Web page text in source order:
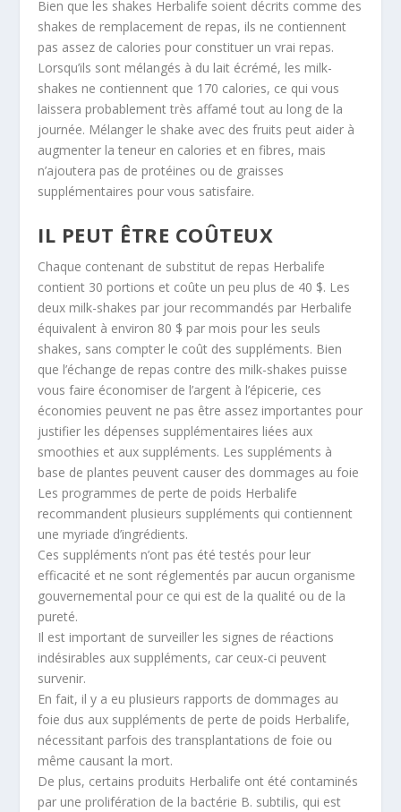
Bien que les shakes Herbalife soient décrits comme des
shakes de remplacement de repas, ils ne contiennent
pas assez de calories pour constituer un vrai repas.
Lorsqu’ils sont mélangés à du lait écrémé, les milk-
shakes ne contiennent que 170 calories, ce qui vous
laissera probablement très affamé tout au long de la
journée. Mélanger le shake avec des fruits peut aider à
augmenter la teneur en calories et en fibres, mais
n’ajoutera pas de protéines ou de graisses
supplémentaires pour vous satisfaire.
IL PEUT ÊTRE COÛTEUX
Chaque contenant de substitut de repas Herbalife
contient 30 portions et coûte un peu plus de 40 $. Les
deux milk-shakes par jour recommandés par Herbalife
équivalent à environ 80 $ par mois pour les seuls
shakes, sans compter le coût des suppléments. Bien
que l’échange de repas contre des milk-shakes puisse
vous faire économiser de l’argent à l’épicerie, ces
économies peuvent ne pas être assez importantes pour
justifier les dépenses supplémentaires liées aux
smoothies et aux suppléments. Les suppléments à
base de plantes peuvent causer des dommages au foie
Les programmes de perte de poids Herbalife
recommandent plusieurs suppléments qui contiennent
une myriade d’ingrédients.
Ces suppléments n’ont pas été testés pour leur
efficacité et ne sont réglementés par aucun organisme
gouvernemental pour ce qui est de la qualité ou de la
pureté.
Il est important de surveiller les signes de réactions
indésirables aux suppléments, car ceux-ci peuvent
survenir.
En fait, il y a eu plusieurs rapports de dommages au
foie dus aux suppléments de perte de poids Herbalife,
nécessitant parfois des transplantations de foie ou
même causant la mort.
De plus, certains produits Herbalife ont été contaminés
par une prolifération de la bactérie B. subtilis, qui est